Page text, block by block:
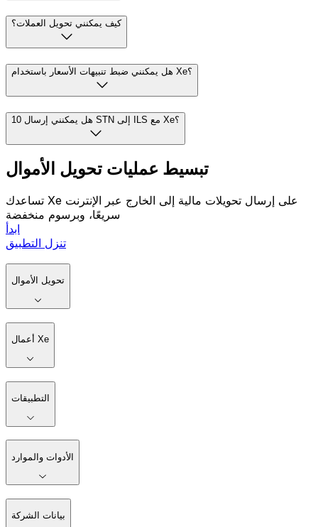
كيف يمكنني تحويل العملات؟
هل يمكنني ضبط تنبيهات الأسعار باستخدام Xe؟
هل يمكنني إرسال 10 STN إلى ILS مع Xe؟
تبسيط عمليات تحويل الأموال
تساعدك Xe على إرسال تحويلات مالية إلى الخارج عبر الإنترنت
سريعًا، وبرسوم منخفضة
ابدأ
تنزل التطبيق
تحويل الأموال
أعمال Xe
التطبيقات
الأدوات والموارد
بيانات الشركة